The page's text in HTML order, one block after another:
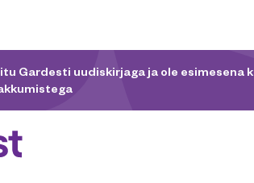
Gardesti uudiskirjaga ja ole esimesena